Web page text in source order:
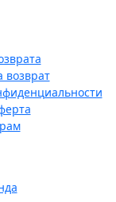
возврат